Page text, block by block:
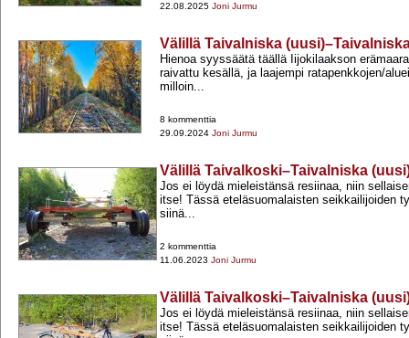
22.08.2025 Joni Jurmu
Välillä Taivalniska
Hienoa syyssäätä täällä Iijokilaakson
raivattu kesällä, ja laajempi ratapenkkojen/
milloin...
8 kommenttia
29.09.2024 Joni Jurmu
Välillä Taivalkoski–Taivalniska
Jos ei löydä mieleistänsä resiinaa, niin
itse! Tässä eteläsuomalaisten seikkailijoiden
siinä...
2 kommenttia
11.06.2023 Joni Jurmu
Välillä Taivalkoski–Taivalniska
Jos ei löydä mieleistänsä resiinaa, niin
itse! Tässä eteläsuomalaisten seikkailijoiden